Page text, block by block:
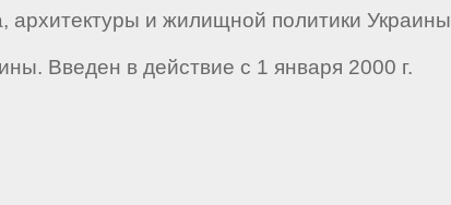
архитектуры и жилищной политики
Введен в действие с 1 января 2000 г.